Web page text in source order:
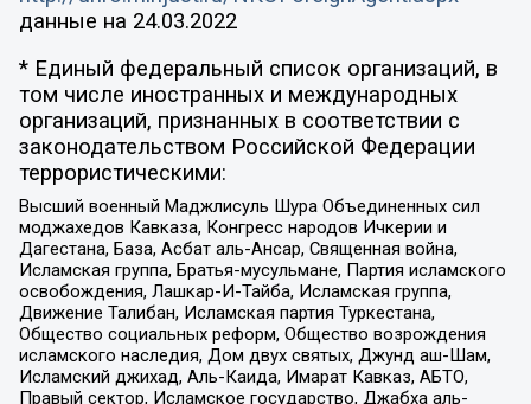
данные на 24.03.2022
* Единый федеральный список организаций, в
том числе иностранных и международных
организаций, признанных в соответствии с
законодательством Российской Федерации
террористическими:
Высший военный Маджлисуль Шура Объединенных сил
моджахедов Кавказа, Конгресс народов Ичкерии и
Дагестана, База, Асбат аль-Ансар, Священная война,
Исламская группа, Братья-мусульмане, Партия исламского
освобождения, Лашкар-И-Тайба, Исламская группа,
Движение Талибан, Исламская партия Туркестана,
Общество социальных реформ, Общество возрождения
исламского наследия, Дом двух святых, Джунд аш-Шам,
Исламский джихад, Аль-Каида, Имарат Кавказ, АБТО,
Правый сектор, Исламское государство, Джабха аль-